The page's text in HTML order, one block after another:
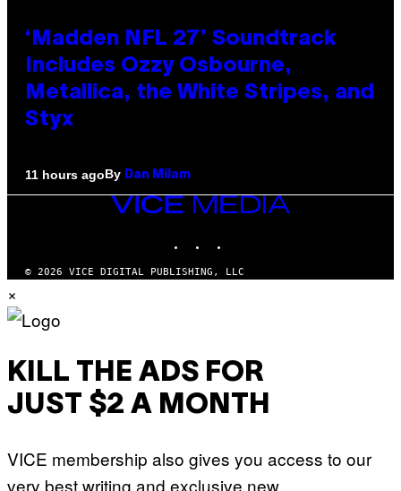
‘Madden NFL 27’ Soundtrack
Includes Ozzy Osbourne,
Metallica, the White Stripes, and
Styx
11 hours agoBy Dan Milam
VICE
© 2026 VICE DIGITAL PUBLISHING, LLC
×
KILL THE ADS FOR
JUST $2 A MONTH
VICE membership also gives you access to our
very best writing and exclusive new